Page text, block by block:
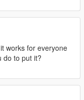
works for everyone
do to put it?